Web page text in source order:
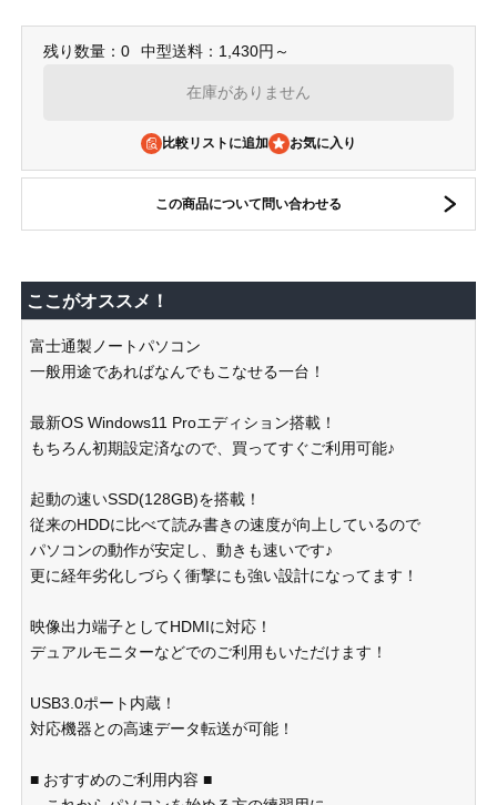
残り数量：0 中型送料：1,430円～
在庫がありません
比較リストに追加
この商品について問い合わせる
ここがオススメ！
富士通製ノートパソコン
一般用途であればなんでもこなせる一台！
最新OS Windows11 Proエディション搭載！
もちろん初期設定済なので、買ってすぐご利用可能♪
起動の速いSSD(128GB)を搭載！
従来のHDDに比べて読み書きの速度が向上しているので
パソコンの動作が安定し、動きも速いです♪
更に経年劣化しづらく衝撃にも強い設計になってます！
映像出力端子としてHDMIに対応！
デュアルモニターなどでのご利用もいただけます！
USB3.0ポート内蔵！
対応機器との高速データ転送が可能！
■ おすすめのご利用内容 ■